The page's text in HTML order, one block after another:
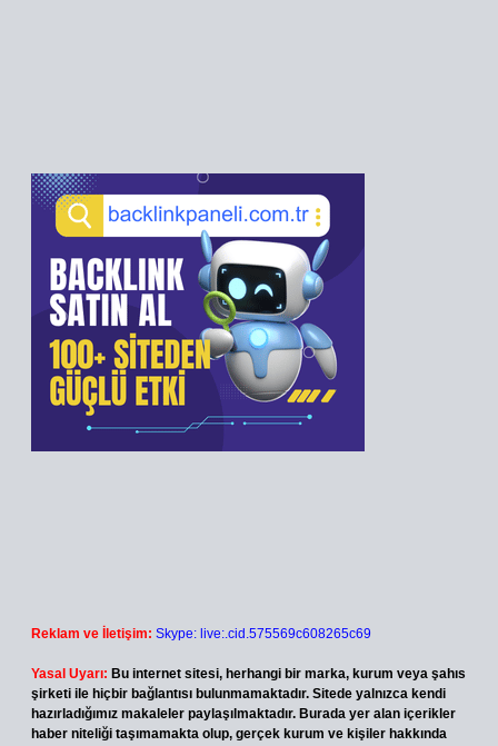
Reklam ve İletişim: Skype: live:.cid.575569c608265c69
Yasal Uyarı: Bu internet sitesi, herhangi bir marka, kurum veya şahıs
şirketi ile hiçbir bağlantısı bulunmamaktadır. Sitede yalnızca kendi
hazırladığımız makaleler paylaşılmaktadır. Burada yer alan içerikler
haber niteliği taşımamakta olup, gerçek kurum ve kişiler hakkında